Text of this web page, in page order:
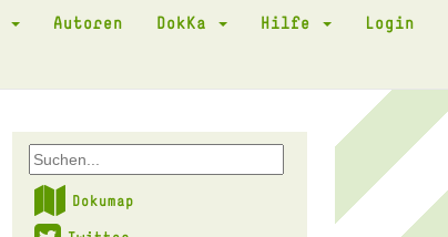
Autoren DokKa Hilfe Login
Dokumap